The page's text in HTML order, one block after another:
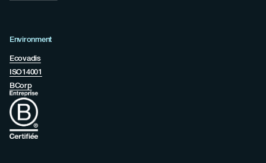
Environment
Ecovadis
ISO14001
BCorp